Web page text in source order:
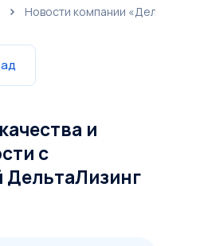
Акции и партнеры
Новости компании
и
с